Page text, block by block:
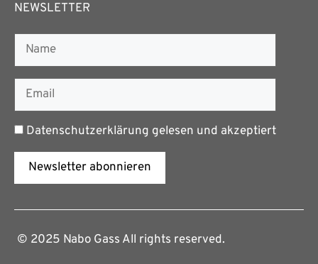
NEWSLETTER
Datenschutzerklärung gelesen und akzeptiert
Newsletter abonnieren
© 2025 Nabo Gass All rights reserved.